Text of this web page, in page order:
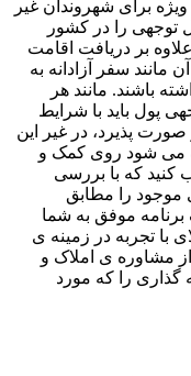
برای شهروندان غیر
توجهی را در کشور
علاوه بر دریافت اقامت
مانند سفر آزادانه به
باشند. مانند هر
پول باید با شرایط
پذیرد، در غیر این
می شود روی کمک و
کنید که با بررسی
موجود را مطابق
موفق به شما
با تجربه در زمینه ی
مشاوره ی املاک و
گذاری را که مورد